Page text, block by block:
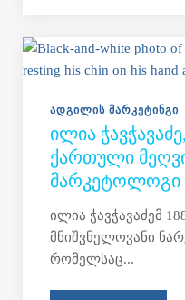
ᲐᲓᲒᲘᲚᲘᲡ ᲛᲐᲠᲙᲔᲢᲘᲜᲒᲘ
ᲘᲚᲘᲐ
ᲥᲐᲠᲗᲣᲚᲘ
ᲛᲐᲠᲙᲔᲢᲝᲚᲝᲒᲘ
ილია ჭავჭავაძემ
მნიშვნელოვანი
რომელსაც...